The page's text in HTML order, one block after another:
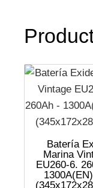
Batería
Marina
EU260-6.